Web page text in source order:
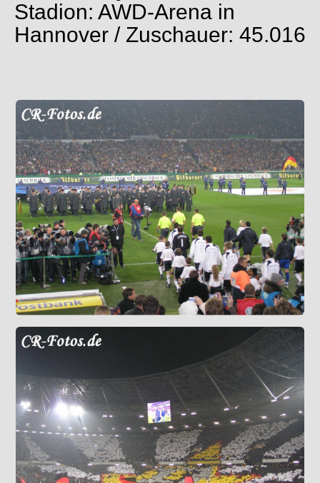
Stadion: AWD-Arena in
Hannover / Zuschauer: 45.016